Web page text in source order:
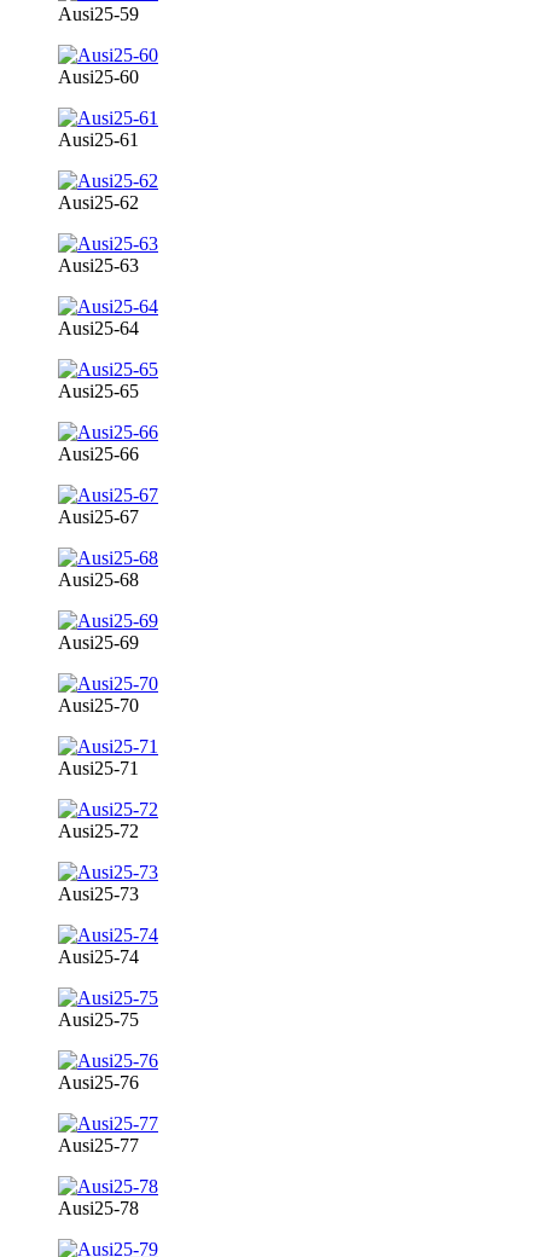
Ausi25-59
Ausi25-60
Ausi25-61
Ausi25-62
Ausi25-63
Ausi25-64
Ausi25-65
Ausi25-66
Ausi25-67
Ausi25-68
Ausi25-69
Ausi25-70
Ausi25-71
Ausi25-72
Ausi25-73
Ausi25-74
Ausi25-75
Ausi25-76
Ausi25-77
Ausi25-78